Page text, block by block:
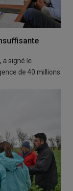
a signé le
de 40 millions